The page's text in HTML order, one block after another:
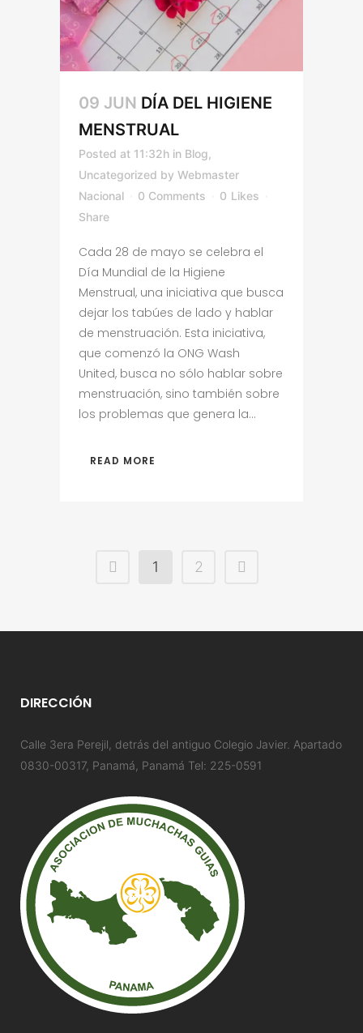
09 JUN DÍA DEL HIGIENE
MENSTRUAL
Posted at 11:32h in Blog
Uncategorized by Webmaster
Nacional
0 Comments 0 Likes
Share
Cada 28 de mayo se celebra el
Día Mundial de la Higiene
Menstrual, una iniciativa que busca
dejar los tabúes de lado y hablar
de menstruación. Esta iniciativa,
que comenzó la ONG Wash
United, busca no sólo hablar sobre
menstruación, sino también sobre
los problemas que genera la...
READ MORE
1 2
DIRECCIÓN
Calle 3era Perejil, detrás del antiguo Colegio Javier. Apartado
0830-00317, Panamá, Panamá Tel: 225-0591